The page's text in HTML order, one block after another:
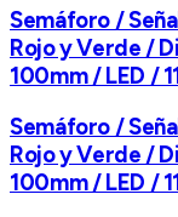
Semáforo /
Rojo y Verde /
100mm / LED /
Semáforo /
Rojo y Verde /
100mm / LED /